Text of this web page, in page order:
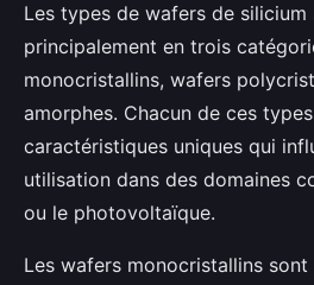
Les types de wafers de silicium
principalement en trois
monocristallins, wafers
amorphes. Chacun de ces
caractéristiques uniques qui
utilisation dans des domaines
ou le photovoltaïque.
Les wafers monocristallins